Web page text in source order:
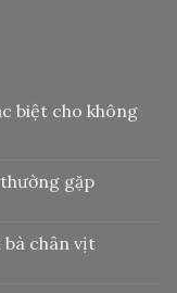
biệt cho không
gặp
bà chân vịt